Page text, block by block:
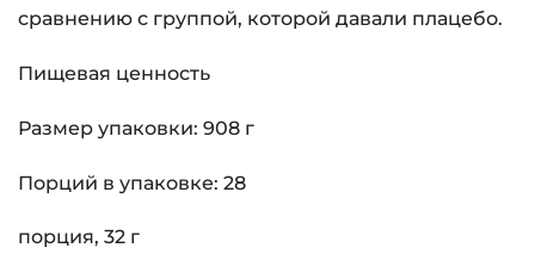
сравнению с группой, которой давали плацебо.
Пищевая ценность
Размер упаковки: 908 г
Порций в упаковке: 28
порция, 32 г